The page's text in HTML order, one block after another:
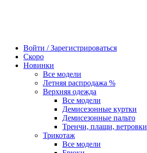
Войти / Зарегистрироваться
Скоро
Новинки
Все модели
Летняя распродажа %
Верхняя одежда
Все модели
Демисезонные куртки
Демисезонные пальто
Тренчи, плащи, ветровки
Трикотаж
Все модели